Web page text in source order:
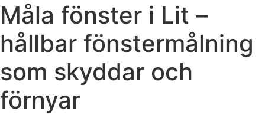
Måla fönster i Lit –
hållbar fönstermålning
som skyddar och
förnyar